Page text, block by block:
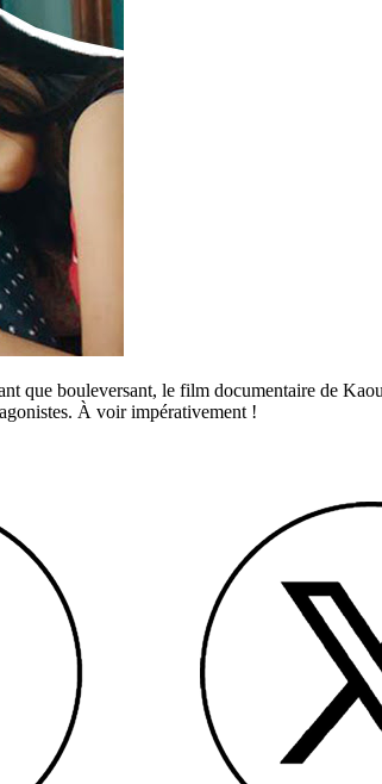
que bouleversant, le film documentaire de
À voir impérativement !